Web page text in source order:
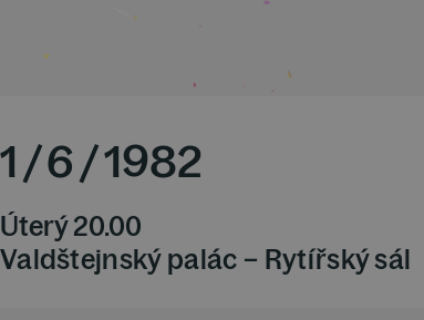
1/6/1982
Úterý 20.00
Valdštejnský palác – Rytířský sál